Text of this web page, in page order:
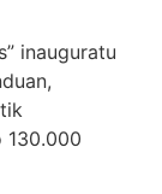
inauguratu
130.000